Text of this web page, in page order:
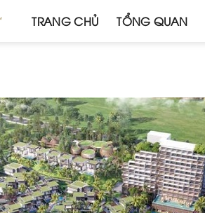
TRANG CHỦ TỔNG QUAN